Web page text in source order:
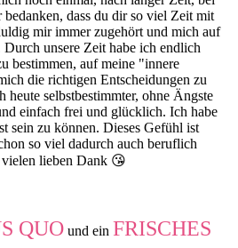
dass du dir so viel Zeit mit
mir immer zugehört und mich auf
Durch unsere Zeit habe ich endlich
bestimmen, auf meine "innere
die richtigen Entscheidungen zu
selbstbestimmter, ohne Ängste
einfach frei und glücklich. Ich habe
sein zu können. Dieses Gefühl ist
so viel dadurch auch beruflich
lieben Dank 😘
QUO und ein FRISCHES